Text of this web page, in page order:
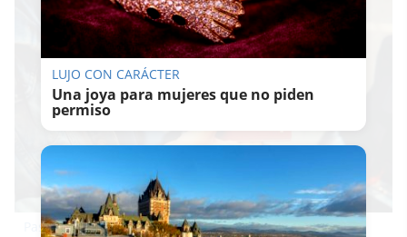
Pasaportes que abren puertas
LUJO CON CARÁCTER
Una joya para mujeres que no piden
permiso